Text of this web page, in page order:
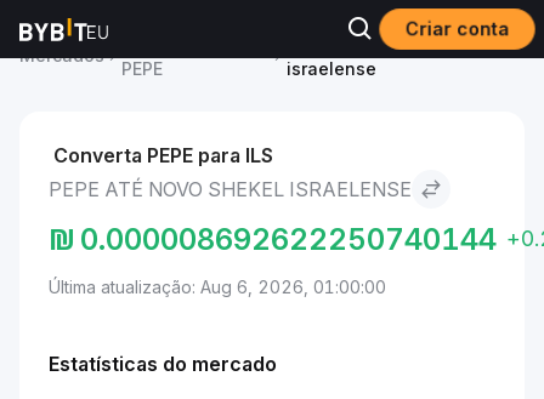
Criar conta
Mercados
PEPE
Pepe to Novo Shekel
israelense
Converta PEPE para ILS
PEPE ATÉ NOVO SHEKEL ISRAELENSE
₪ 0.000008692622250740144
Última atualização: Aug 6, 2026, 01:00:00
Estatísticas do mercado